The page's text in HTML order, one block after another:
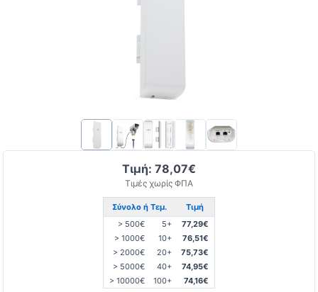
Τιμή: 78,07€
Τιμές χωρίς ΦΠΑ
Σύνολο ή Τεμ.
Τιμή
> 500€
5+
77,29€
> 1000€
10+
76,51€
> 2000€
20+
75,73€
> 5000€
40+
74,95€
> 10000€
100+ 74,16€